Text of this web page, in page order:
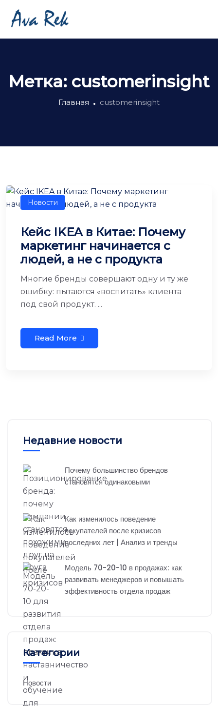
Метка: customerinsight
Главная customerinsight
Новости
Кейс IKEA в Китае: Почему
маркетинг начинается с
людей, а не с продукта
Многие бренды совершают одну и ту же
ошибку: пытаются «воспитать» клиента
под свой продукт. ...
Read More
Недавние новости
Почему большинство брендов
становятся одинаковыми
Как изменилось поведение
покупателей после кризисов
последних лет | Анализ и тренды
Модель 70-20-10 в продажах: как
развивать менеджеров и повышать
эффективность отдела продаж
Категории
Новости